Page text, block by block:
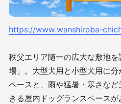
https://www.wanshiroba-
秩父エリア随一の広大な敷地
場」。大型犬用と小型犬用に
ペースと、雨や猛暑・寒さな
きる屋内ドッグランスペースが